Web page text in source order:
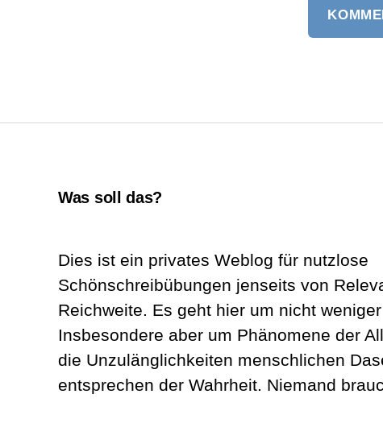
Was soll das?
Dies ist ein privates Weblog für nutzlose
Schönschreibübungen jenseits von
Reichweite. Es geht hier um nicht
Insbesondere aber um Phänomene der
die Unzulänglichkeiten menschlichen
entsprechen der Wahrheit. Niemand